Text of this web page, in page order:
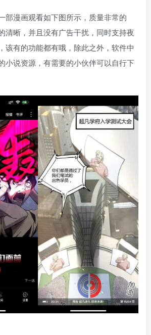
部漫画观看如下图所示，质量非常的
清晰，并且没有广告干扰，同时支持夜
该有的功能都有哦，除此之外，软件中
小说资源，有需要的小伙伴可以自行下